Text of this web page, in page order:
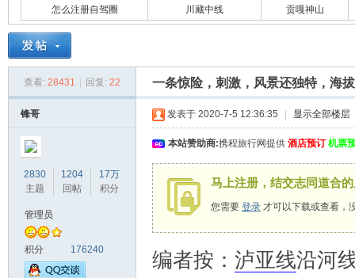
索
自 » › › › › ›
怎么注册自驾圈
川藏中线 贡嘎神山
查看: 28431 回复: 22 一条惊险，刺激，风景还独特，海
锋哥
2830
主题
1204
回帖
17万
积分
管理员
积分 176240
发表于 2020-7-5 12:36:35 显示全部楼层
本站赞助商:携程旅行网提供 酒店预订 机票
马上注册，结交志同道合
您需要 登录 才可以下载或查看，
编者按： 泸亚线沿河